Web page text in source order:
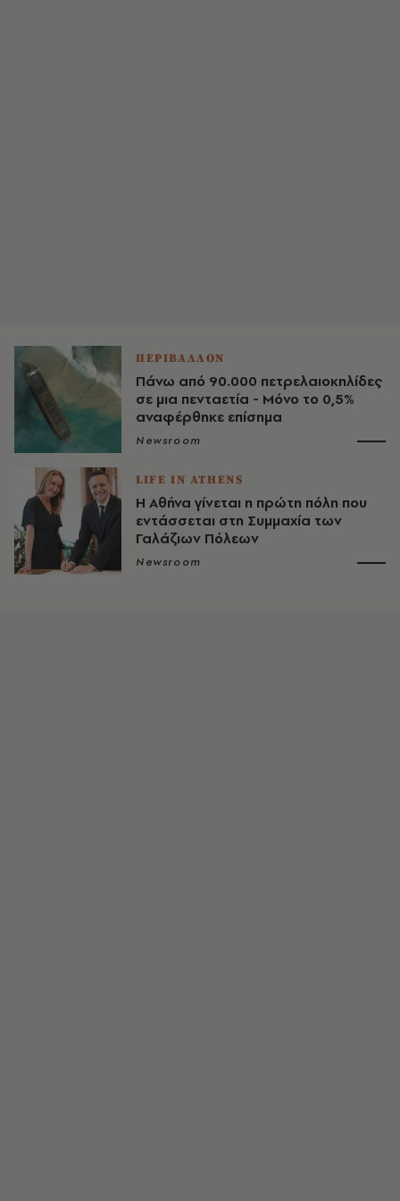
ΠΕΡΙΒΑΛΛΟΝ
Πάνω από 90.000 πετρελαιοκηλίδες
σε μια πενταετία - Μόνο το 0,5%
αναφέρθηκε επίσημα
Newsroom
LIFE IN ATHENS
Η Αθήνα γίνεται η πρώτη πόλη που
εντάσσεται στη Συμμαχία των
Γαλάζιων Πόλεων
Newsroom